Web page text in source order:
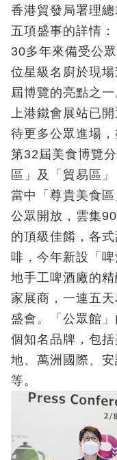
香港貿發局署理
五項盛事的詳情
30多年來備受公
位星級名廚於現
屆博覽的亮點之
上港鐵會展站已
待更多公眾進場，
第32屆美食博覽
區」及「貿易區
當中「尊貴美食
公眾開放，雲集
的頂級佳餚，各
啡，今年新設「
地手工啤酒廠的
家展商，一連五
盛會。「公眾館
個知名品牌，包
地、萬洲國際、
等。